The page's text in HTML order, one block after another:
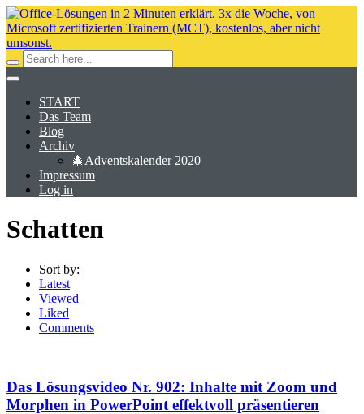
START
Das Team
Blog
Archiv
🎄Adventskalender 2020
Impressum
Log in
Schatten
Sort by:
Latest
Viewed
Liked
Comments
Das Lösungsvideo Nr. 902: Inhalte mit Zoom und
Morphen in PowerPoint effektvoll präsentieren